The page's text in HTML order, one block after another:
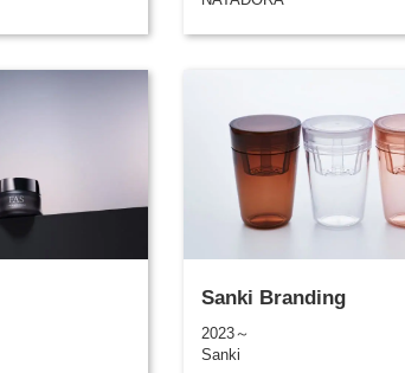
Sanki Branding
2023～
Sanki